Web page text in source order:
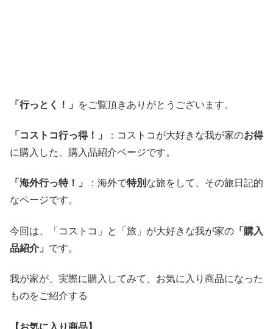
「行っとく！」 をご覧頂きありがとうございます。
「コストコ行っ得！」 ：コストコが大好きな我が家のお得
に購入した、購入品紹介ページです。
「海外行っ特！」 ：海外で特別 な旅をして、その旅日記的
なページです。
今回は、「コストコ」と「旅」が大好きな我が家の 「購入
品紹介」 です。
我が家が、実際に購入してみて、お気に入り商品になった
ものをご紹介する
【お気に入り商品】